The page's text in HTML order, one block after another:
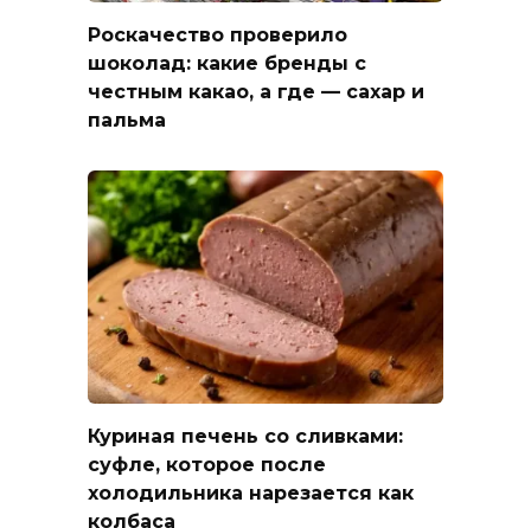
Роскачество проверило
шоколад: какие бренды с
честным какао, а где — сахар и
пальма
Куриная печень со сливками:
суфле, которое после
холодильника нарезается как
колбаса